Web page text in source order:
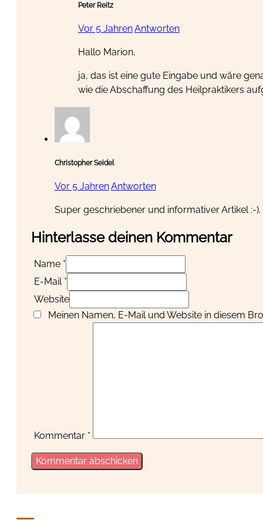
Peter Reitz
Vor 5 JahrenAntworten
Hallo Marion,
ja, das ist eine gute Eingabe und wäre
wie die Abschaffung des Heilpraktikers
Christopher Seidel
Vor 5 JahrenAntworten
Super geschriebener und informativer Artikel :-
Hinterlasse deinen Kommentar
Name *
E-Mail *
Website
Meinen Namen, E-Mail und Website in diesem
Kommentar *